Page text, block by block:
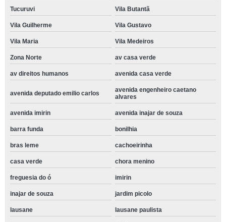
Tucuruvi Vila Butantã
Vila Guilherme Vila Gustavo
Vila Maria Vila Medeiros
Zona Norte av casa verde
av direitos humanos avenida casa verde
avenida deputado emilio carlos
avenida engenheiro caetano
alvares
avenida imirin avenida inajar de souza
barra funda bonilhia
bras leme cachoeirinha
casa verde chora menino
freguesia do ó imirin
inajar de souza jardim picolo
lausane lausane paulista